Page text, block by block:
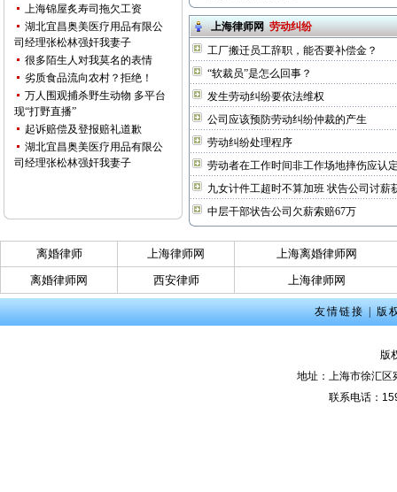
上海锦屋炙寿司拖欠工资
湖北宜昌奥美医疗用品有限公
司经理张松林强奸我妻子
很多陌生人对我莫名的表情
劣质食品流向农村？拒绝！
万人围观捕杀野生动物 多平台
现“打野直播”
起诉赔偿及登报赔礼道歉
湖北宜昌奥美医疗用品有限公
司经理张松林强奸我妻子
上海律师网 劳动纠纷
工厂搬迁员工辞职，能否要补偿金？
“软裁员”是怎么回事？
发生劳动纠纷要依法维权
公司应该预防劳动纠纷仲裁的产生
劳动纠纷处理程序
劳动者在工作时间非工作场地摔伤应认
九女计件工超时不算加班 状告公司讨薪
中层干部状告公司欠薪索赔67万
离婚律师 上海律师网
上海离婚律师网
离婚律师网
西安律师 上海律师网
友情链接|版
版
地址：上海市徐汇区
联系电话：